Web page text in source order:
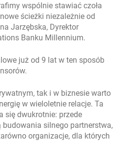
wspólnie stawiać czoła
ścieżki niezależnie od
Jarzębska, Dyrektor
Banku Millennium.
już od 9 lat w ten sposób
tak i w biznesie warto
w wieloletnie relacje. Ta
się dwukrotnie: przede
silnego partnerstwa,
organizacje, dla których